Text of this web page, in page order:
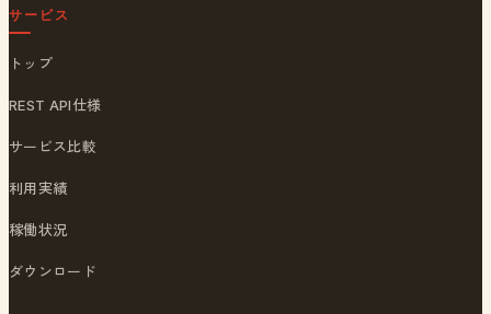
サービス
トップ
REST API仕様
サービス比較
利用実績
稼働状況
ダウンロード